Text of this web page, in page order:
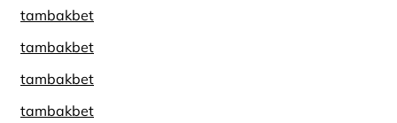
tambakbet
tambakbet
tambakbet
tambakbet